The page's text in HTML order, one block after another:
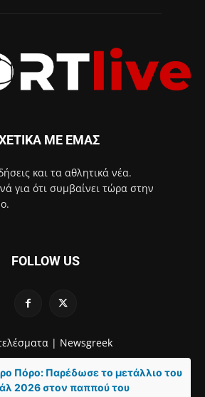
ΜΕ ΕΜΑΣ
και τα αθλητικά νέα.
για ότι συμβαίνει τώρα στην
FOLLOW US
| Newsgreek
Πόρο: Παρέδωσε το μετάλλιο του
2026 στον παππού του